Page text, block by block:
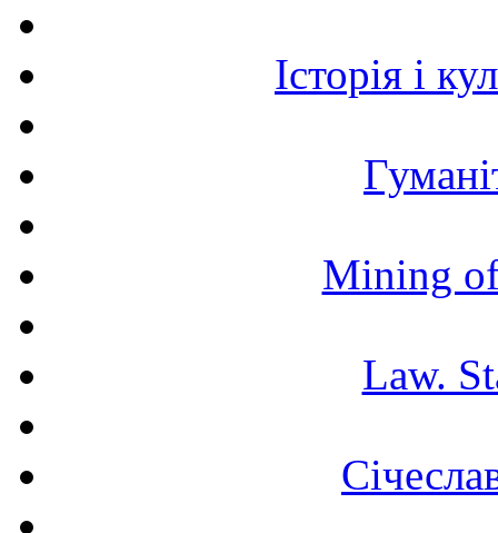
Історія і
Mining
Law.